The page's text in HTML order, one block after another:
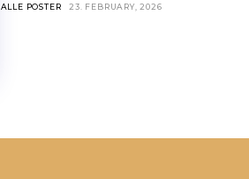
ALLE POSTER 23. FEBRUARY, 2026